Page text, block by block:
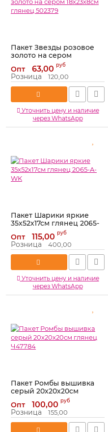
Пакет Звезды розовое
золото на сером
18х23х8см глянец 502379
Артикул: 502379
Опт 63,00 руб
Розница 120,00
Уточнить цену и наличие
через WhatsApp
Пакет Шарики яркие
35х52х17см глянец 2065-
Артикул: 2065-A-WK
Опт 115,00 руб
Розница 400,00
Уточнить цену и наличие
через WhatsApp
Пакет Ромбы вышивка
серый 20х20х20см
глянец Ч47784
Артикул: Ч47784
Опт 100,00 руб
Розница 155,00